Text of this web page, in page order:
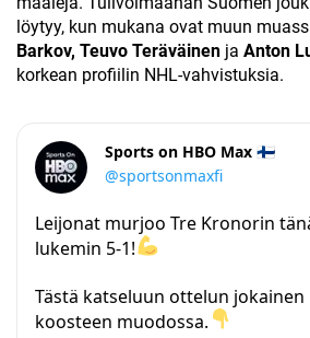
löytyy, kun mukana ovat muun
Barkov, Teuvo Teräväinen ja Anton
korkean profiilin NHL-vahvistuksia.
Sports on HBO Max 🇫🇮
@sportsonmaxfi
Leijonat murjoo Tre Kronorin
lukemin 5-1!
Tästä katseluun ottelun
koosteen muodossa.